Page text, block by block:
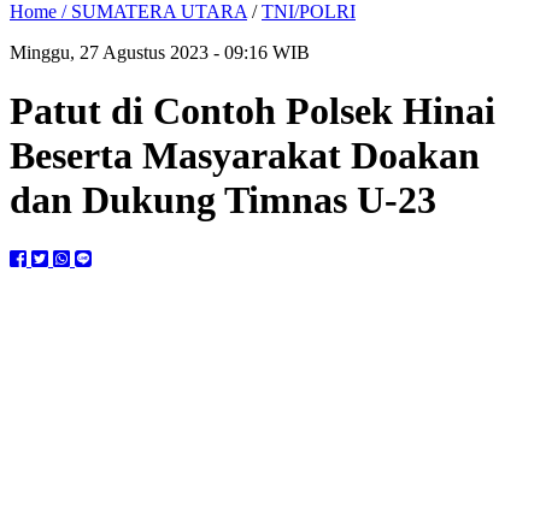
Home / SUMATERA UTARA /TNI/POLRI
Minggu, 27 Agustus 2023 - 09:16 WIB
Patut di Contoh Polsek Hinai
Beserta Masyarakat Doakan
dan Dukung Timnas U-23